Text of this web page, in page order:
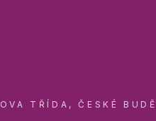
TŘÍDA, ČESKÉ